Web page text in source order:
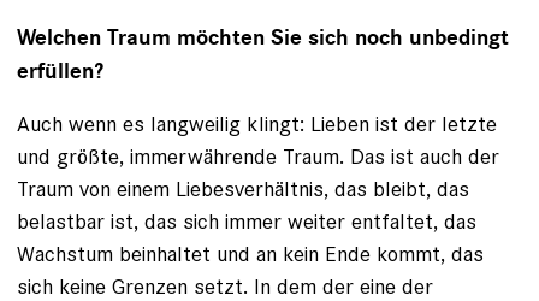
Welchen Traum möchten Sie sich noch unbedingt
erfüllen?
Auch wenn es langweilig klingt: Lieben ist der letzte
und größte, immerwährende Traum. Das ist auch der
Traum von einem Liebesverhältnis, das bleibt, das
belastbar ist, das sich immer weiter entfaltet, das
Wachstum beinhaltet und an kein Ende kommt, das
sich keine Grenzen setzt. In dem der eine der